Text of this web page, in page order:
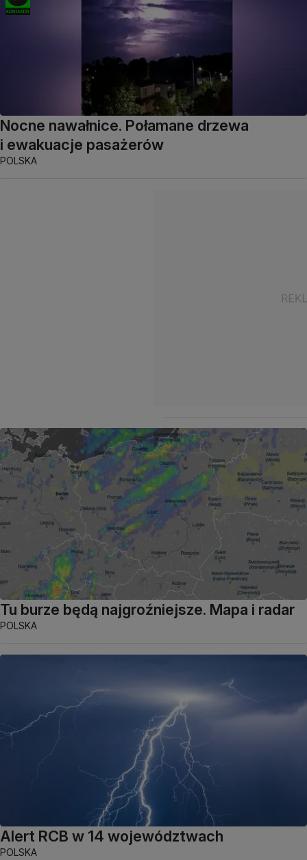
Nocne nawałnice. Połamane drzewa
i ewakuacje pasażerów
POLSKA
Tu burze będą najgroźniejsze. Mapa i radar
POLSKA
Alert RCB w 14 województwach
POLSKA